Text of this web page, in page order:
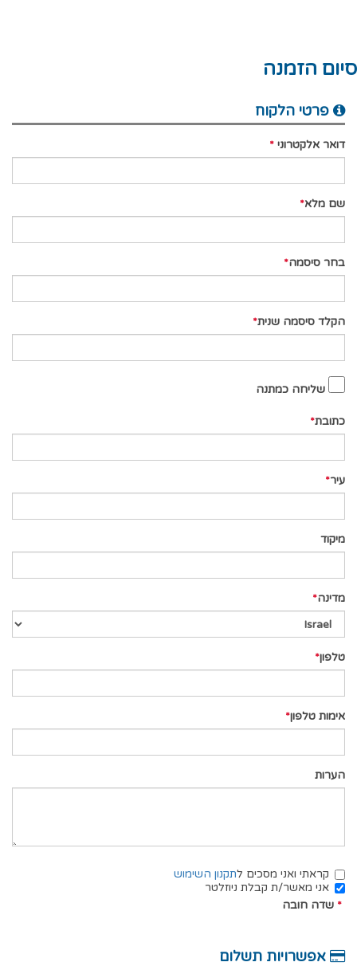
סיום הזמנה
פרטי הלקוח
דואר אלקטרוני
שם מלא
בחר סיסמה
הקלד סיסמה שנית
שליחה כמתנה
כתובת
עיר
מיקוד
מדינה
טלפון
אימות טלפון
הערות
קראתי ואני מסכים לתקנון השימוש
אני מאשר/ת קבלת ניוזלטר
* שדה חובה
אפשרויות תשלום